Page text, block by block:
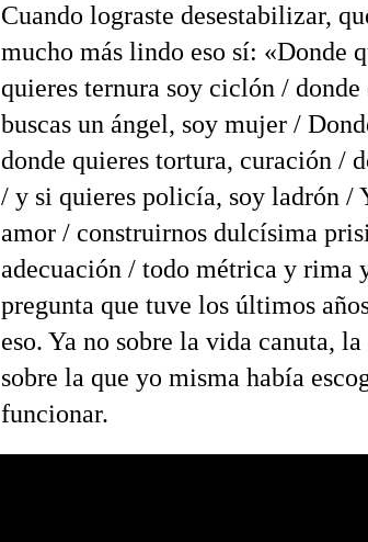
Cuando lograste desestabilizar,
mucho más lindo eso sí: «Donde
quieres ternura soy ciclón /
buscas un ángel, soy mujer /
donde quieres tortura, curación /
/ y si quieres policía, soy ladrón /
amor / construirnos dulcísima
adecuación / todo métrica y rima
pregunta que tuve los últimos
eso. Ya no sobre la vida canuta,
sobre la que yo misma había
funcionar.